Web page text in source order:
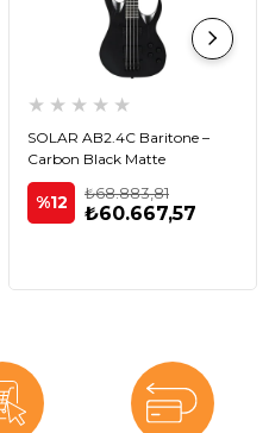
★ ★ ★ ★ ★
SOLAR AB2.4C Baritone –
Carbon Black Matte
%12 ₺60.667,57
₺68.883,81